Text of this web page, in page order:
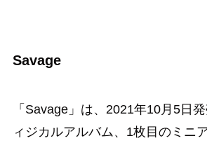
Savage
「Savage」は、2021年10月5日
ィジカルアルバム、1枚目のミニ